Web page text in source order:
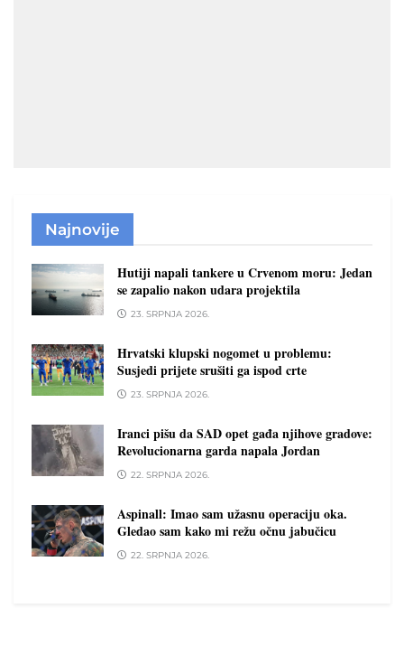
Najnovije
Hutiji napali tankere u Crvenom moru: Jedan
se zapalio nakon udara projektila
23. SRPNJA 2026.
Hrvatski klupski nogomet u problemu:
Susjedi prijete srušiti ga ispod crte
23. SRPNJA 2026.
Iranci pišu da SAD opet gađa njihove gradove:
Revolucionarna garda napala Jordan
22. SRPNJA 2026.
Aspinall: Imao sam užasnu operaciju oka.
Gledao sam kako mi režu očnu jabučicu
22. SRPNJA 2026.